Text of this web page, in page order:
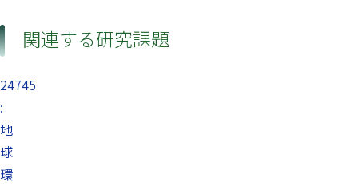
関連する研究課題
24745
:
地
球
環